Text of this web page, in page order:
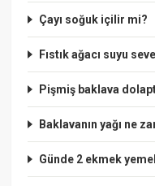
Çayı soğuk içilir mi?
Fıstık ağacı suyu
Pişmiş baklava
Baklavanın yağı ne
Günde 2 ekmek